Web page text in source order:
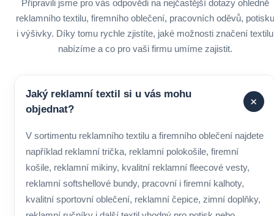
Připravili jsme pro vás odpovědi na nejčastější dotazy ohledně
reklamního textilu, firemního oblečení, pracovních oděvů, potisku
i výšivky. Díky tomu rychle zjistíte, jaké možnosti značení textilu
nabízíme a co pro vaši firmu umíme zajistit.
Jaký reklamní textil si u vás mohu
objednat?
+
V sortimentu reklamního textilu a firemního oblečení najdete
například reklamní trička, reklamní polokošile, firemní
košile, reklamní mikiny, kvalitní reklamní fleecové vesty,
reklamní softshellové bundy, pracovní i firemní kalhoty,
kvalitní sportovní oblečení, reklamní čepice, zimní doplňky,